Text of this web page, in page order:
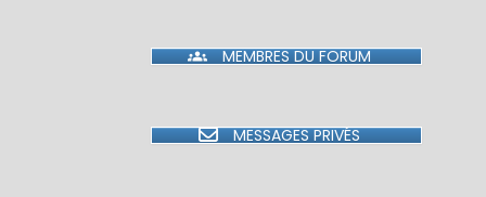
MEMBRES DU FORUM
MESSAGES PRIVÉS